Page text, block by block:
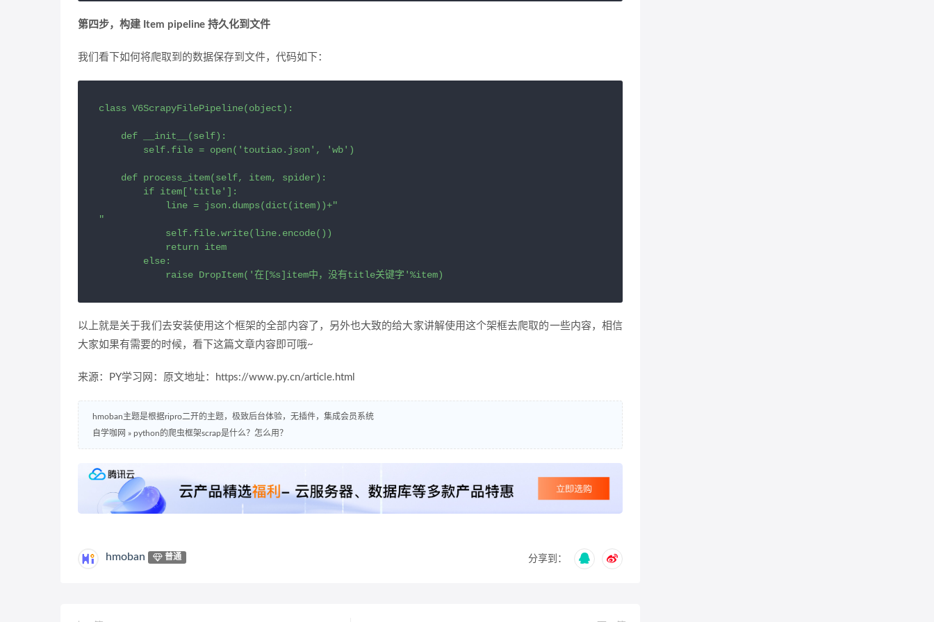
第四步，构建 Item pipeline 持久化到文件
我们看下如何将爬取到的数据保存到文件，代码如下：
class V6ScrapyFilePipeline(object):
def __init__(self):
self.file = open('toutiao.json', 'wb')
def process_item(self, item, spider):
if item['title']:
line = json.dumps(dict(item))+"
"
self.file.write(line.encode())
return item
else:
raise DropItem('在[%s]item中，没有title关键字'%item)
以上就是关于我们去安装使用这个框架的全部内容了，另外也大致的给大家讲解使用这个架框去爬取的一些内容，相信
大家如果有需要的时候，看下这篇文章内容即可哦~
来源：PY学习网：原文地址：https://www.py.cn/article.html
hmoban主题是根据ripro二开的主题，极致后台体验，无插件，集成会员系统
自学咖网 » python的爬虫框架scrap是什么？怎么用？
hmoban 普通 分享到：